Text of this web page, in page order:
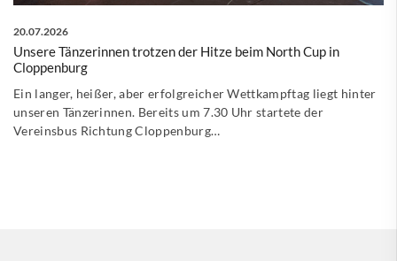
20.07.2026
Unsere Tänzerinnen trotzen der Hitze beim North Cup in
Cloppenburg
Ein langer, heißer, aber erfolgreicher Wettkampftag liegt hinter
unseren Tänzerinnen. Bereits um 7.30 Uhr startete der
Vereinsbus Richtung Cloppenburg…